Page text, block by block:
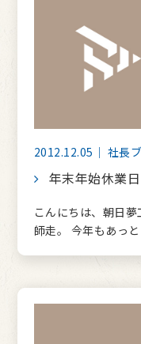
2012.12.05｜ 社長
年末年始休業
こんにちは、朝日
師走。 今年もあっ